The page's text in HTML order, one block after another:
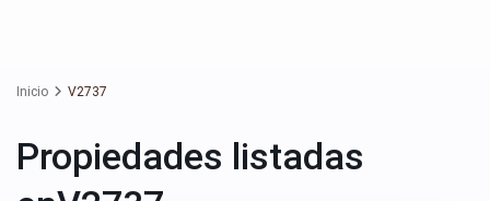
Inicio V2737
Propiedades listadas